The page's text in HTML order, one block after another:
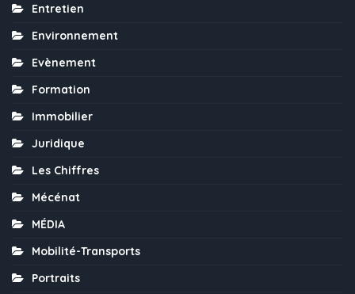
Entretien
Environnement
Evènement
Formation
Immobilier
Juridique
Les Chiffres
Mécénat
MÉDIA
Mobilité-Transports
Portraits